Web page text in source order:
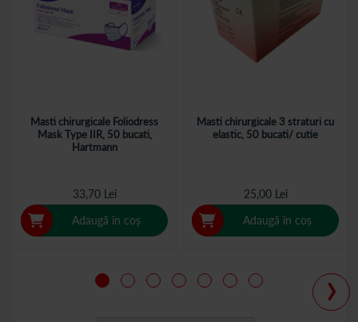
Masti chirurgicale Foliodress
Mask Type IIR, 50 bucati,
Hartmann
33,70 Lei
Adaugă în coș
Masti chirurgicale 3 straturi cu
elastic, 50 bucati/ cutie
25,00 Lei
Adaugă în coș
›